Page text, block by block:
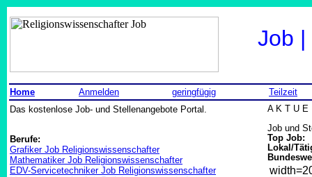
Job |
Home Anmelden geringfügig
Teilzeit
Das kostenlose Job- und Stellenangebote Portal.
Berufe:
Grafiker Job Religionswissenschafter
Mathematiker Job Religionswissenschafter
EDV-Servicetechniker Job Religionswissenschafter
A K T U E
Job und
Top Job:
Lokal/